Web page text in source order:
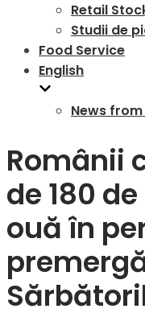
Retail
Studii de
Food Service
English
News
Românii
de 180
ouă în